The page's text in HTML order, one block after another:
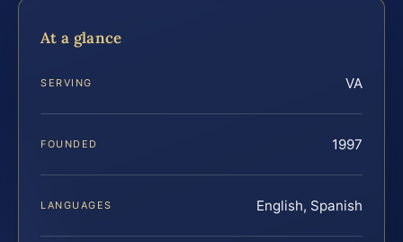
At a glance
SERVING VA
FOUNDED 1997
LANGUAGES English, Spanish